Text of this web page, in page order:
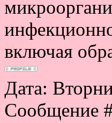
включая
Дата:
Сообщение